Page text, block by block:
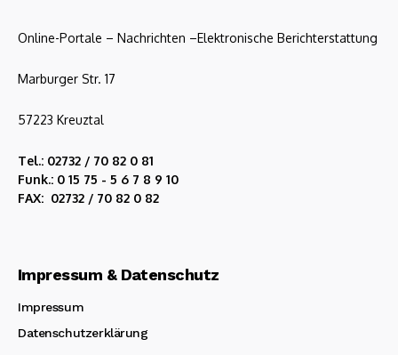
Online-Portale – Nachrichten –Elektronische Berichterstattung
Marburger Str. 17
57223 Kreuztal
Tel.: 02732 / 70 82 0 81
Funk.: 0 15 75 - 5 6 7 8 9 10
FAX: 02732 / 70 82 0 82
Impressum & Datenschutz
Impressum
Datenschutzerklärung